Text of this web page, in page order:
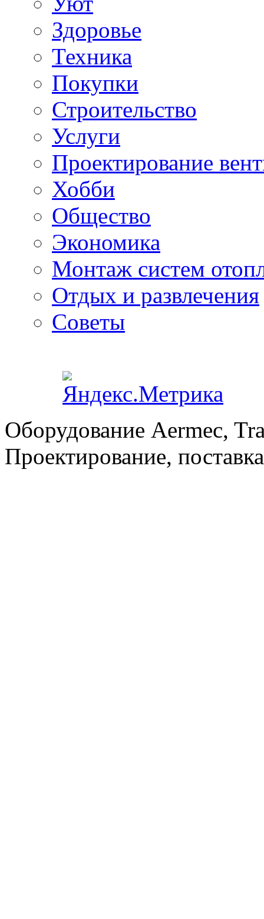
Здоровье
Техника
Покупки
Строительство
Услуги
Проектирование
Хобби
Общество
Экономика
Монтаж систем
Отдых и развлечения
Советы
Оборудование Aermec,
Проектирование,